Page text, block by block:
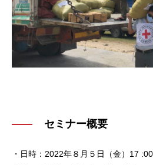
セミナー概要
・日時：2022年８月５日（金）17